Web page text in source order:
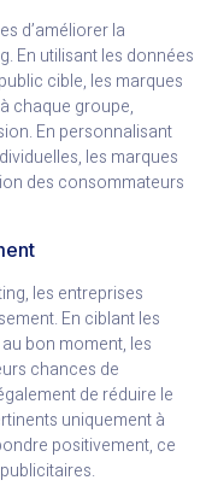
d’améliorer la
En utilisant les données
cible, les marques
chaque groupe,
En personnalisant
les marques
des consommateurs
les entreprises
En ciblant les
bon moment, les
chances de
de réduire le
uniquement à
positivement, ce